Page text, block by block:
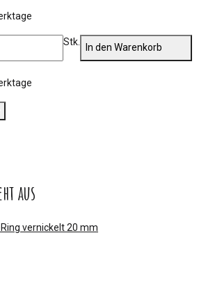
Stk.
In den Warenkorb
aus